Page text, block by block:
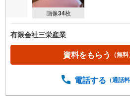
画像34枚
有限会社三栄産業
資料をもらう （無料
電話する （通話